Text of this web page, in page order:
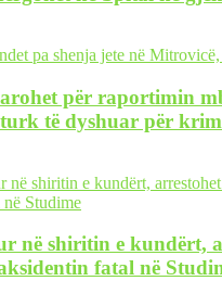
për raportimin
të dyshuar për
në shiritin e kundërt,
fatal në